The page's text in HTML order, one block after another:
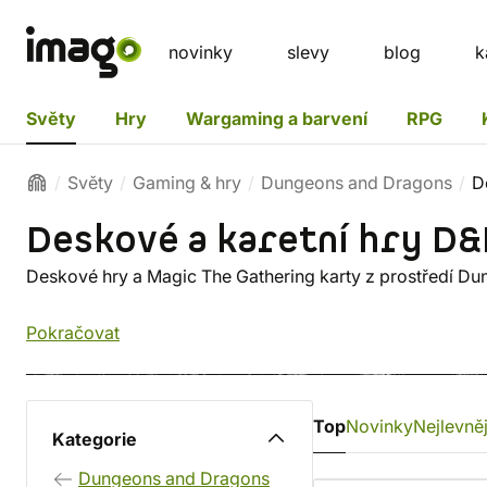
novinky slevy blog
Světy Hry Wargaming a barvení RPG
Světy Gaming & hry Dungeons and Dragons
Deskové a karetní hry
Deskové hry a Magic The Gathering karty z prostředí
Pokračovat
Kategorie
Dungeons and Dragons
TopNovinky